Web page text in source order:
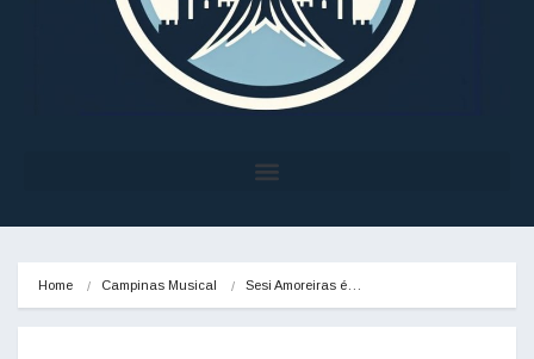
Home Campinas Musical Sesi Amoreiras é…